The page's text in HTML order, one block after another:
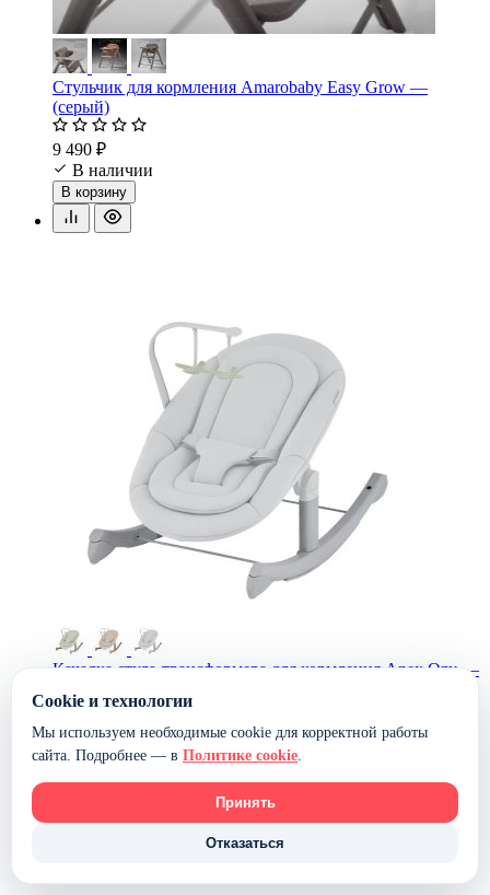
Стульчик для кормления Amarobaby Easy Grow —
(серый)
9 490 ₽
В наличии
В корзину
Качалка стула-трансформера для кормления Anex Ozy —
9 800 ₽
В наличии
Cookie и технологии
Мы используем необходимые cookie для корректной работы
сайта. Подробнее — в Политике cookie.
Принять
Отказаться